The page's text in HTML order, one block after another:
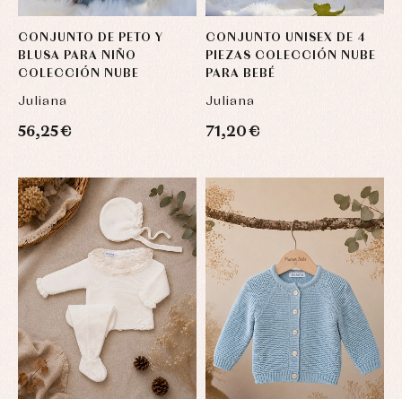
CONJUNTO DE PETO Y
BLUSA PARA NIÑO
COLECCIÓN NUBE
Juliana
56,25 €
CONJUNTO UNISEX DE 4
PIEZAS COLECCIÓN NUBE
PARA BEBÉ
Juliana
71,20 €